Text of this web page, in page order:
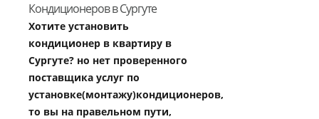
Кондиционеров в Сургуте
Хотите установить
кондиционер в квартиру в
Сургуте? но нет проверенного
поставщика услуг по
установке(монтажу)кондиционеров,
то вы на правельном пути,